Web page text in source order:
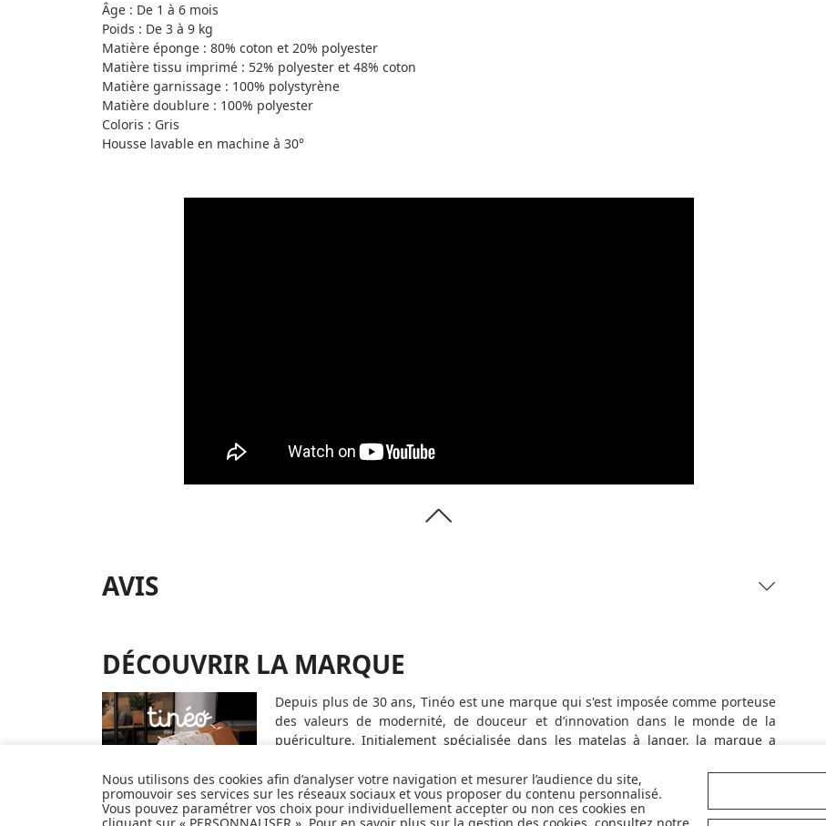
Âge : De 1 à 6 mois
Poids : De 3 à 9 kg
Matière éponge : 80% coton et 20% polyester
Matière tissu imprimé : 52% polyester et 48% coton
Matière garnissage : 100% polystyrène
Matière doublure : 100% polyester
Coloris : Gris
Housse lavable en machine à 30°
AVIS
DÉCOUVRIR LA MARQUE
Depuis plus de 30 ans, Tinéo est une marque qui s'est imposée comme porteuse
des valeurs de modernité, de douceur et d’innovation dans le monde de la
puériculture. Initialement spécialisée dans les matelas à langer, la marque a
maternité...). Tinéoincarne le rapport qualité-prix avec des produits innovants et
modernes. Offrant des touches colorées, la marque propose une gamme
pratique pour accompagner les familles au quotidien.
Nous utilisons des cookies afin d’analyser votre navigation et mesurer l’audience du site,
promouvoir ses services sur les réseaux sociaux et vous proposer du contenu personnalisé.
Vous pouvez paramétrer vos choix pour individuellement accepter ou non ces cookies en